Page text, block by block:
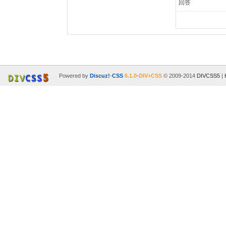
回答
Powered byDiscuz!-CSS 6.1.0-DIV+CSS © 2009-2014 DIVCSS5 |